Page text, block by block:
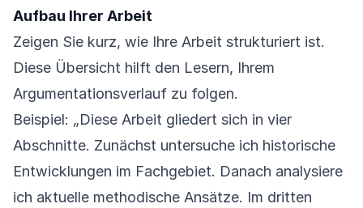
Aufbau Ihrer Arbeit
Zeigen Sie kurz, wie Ihre Arbeit strukturiert ist.
Diese Übersicht hilft den Lesern, Ihrem
Argumentationsverlauf zu folgen.
Beispiel: „Diese Arbeit gliedert sich in vier
Abschnitte. Zunächst untersuche ich historische
Entwicklungen im Fachgebiet. Danach analysiere
ich aktuelle methodische Ansätze. Im dritten